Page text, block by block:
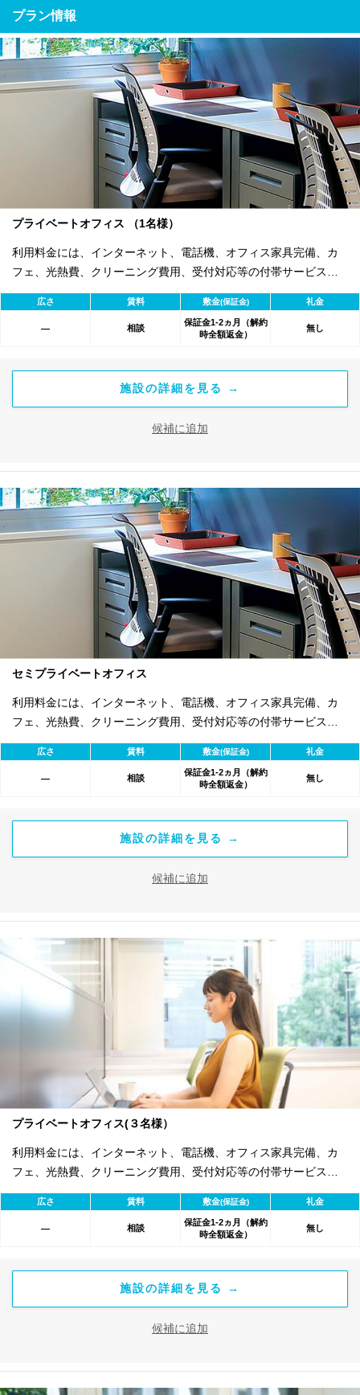
プラン情報
プライベートオフィス （1名様）
利用料金には、インターネット、電話機、オフィス家具完備、カ
フェ、光熱費、クリーニング費用、受付対応等の付帯サービスす
べて含まれ、追加料金不要です。 また適宜キャンペーン、契約期
間による割引特典あります。
広さ 賃料 敷金(保証金) 礼金
― 相談
保証金1-2ヵ月（解約
時全額返金）
無し
施設の詳細を見る →
候補に追加
セミプライベートオフィス
利用料金には、インターネット、電話機、オフィス家具完備、カ
フェ、光熱費、クリーニング費用、受付対応等の付帯サービスす
べて含まれ、追加料金不要です。 また適宜キャンペーン、契約期
間による割引特典あります。
広さ 賃料 敷金(保証金) 礼金
― 相談
保証金1-2ヵ月（解約
時全額返金）
無し
施設の詳細を見る →
候補に追加
プライベートオフィス(３名様）
利用料金には、インターネット、電話機、オフィス家具完備、カ
フェ、光熱費、クリーニング費用、受付対応等の付帯サービスす
べて含まれ、追加料金不要です。 また適宜キャンペーン、契約期
間による割引特典あります。
広さ 賃料 敷金(保証金) 礼金
― 相談
保証金1-2ヵ月（解約
時全額返金）
無し
施設の詳細を見る →
候補に追加